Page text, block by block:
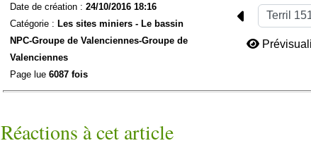
Date de création : 24/10/2016 18:16
Catégorie : Les sites miniers - Le bassin
NPC-Groupe de Valenciennes-Groupe de
Valenciennes
Page lue 6087 fois
Réactions à cet article